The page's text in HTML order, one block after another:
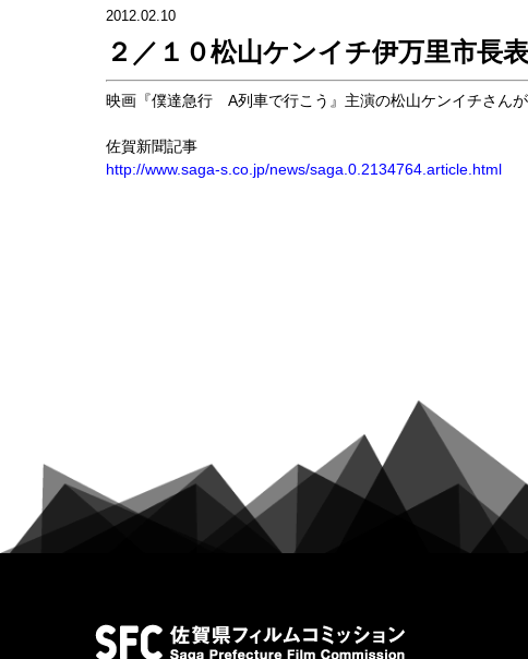
2012.02.10
２／１０松山ケンイチ伊万里市長
映画『僕達急行 A列車で行こう』主演の松山ケンイチさん
佐賀新聞記事
http://www.saga-s.co.jp/news/saga.0.2134764.article.html